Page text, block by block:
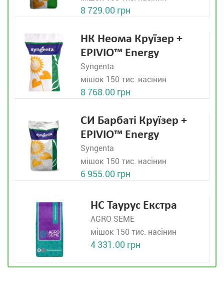
8 729.00 грн
НК Неома Круїзер +
EPIVIO™ Energy
Syngenta
мішок 150 тис. насінин
8 768.00 грн
СИ Барбаті Круїзер +
EPIVIO™ Energy
Syngenta
мішок 150 тис. насінин
6 955.00 грн
НС Таурус Екстра
AGRO SEME
мішок 150 тис. насінин
4 331.00 грн